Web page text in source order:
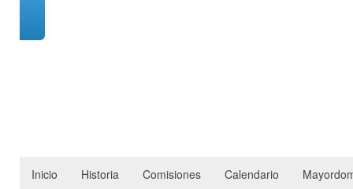
Inicio Historia Comisiones Calendario